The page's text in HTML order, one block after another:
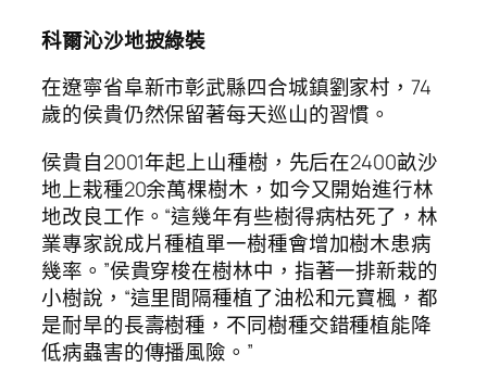
科爾沁沙地披綠裝
在遼寧省阜新市彰武縣四合城鎮劉家村，74
歲的侯貴仍然保留著每天巡山的習慣。
侯貴自2001年起上山種樹，先后在2400畝沙
地上栽種20余萬棵樹木，如今又開始進行林
地改良工作。“這幾年有些樹得病枯死了，林
業專家說成片種植單一樹種會增加樹木患病
幾率。”侯貴穿梭在樹林中，指著一排新栽的
小樹說，“這里間隔種植了油松和元寶楓，都
是耐旱的長壽樹種，不同樹種交錯種植能降
低病蟲害的傳播風險。”